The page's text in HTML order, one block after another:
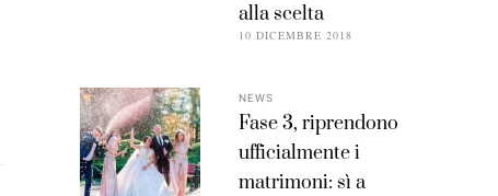
alla scelta
10 DICEMBRE 2018
NEWS
Fase 3, riprendono
ufficialmente i
matrimoni: sì a